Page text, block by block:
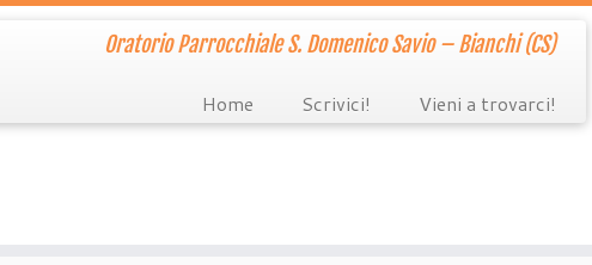
Oratorio Parrocchiale S. Domenico Savio – Bianchi (CS)
Home Scrivici! Vieni a trovarci!